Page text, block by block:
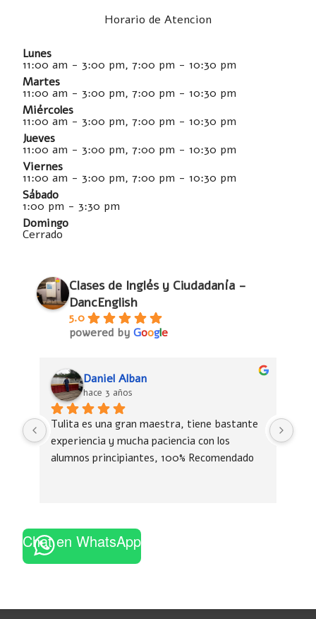
Horario de Atencion
Lunes
11:00 am - 3:00 pm, 7:00 pm - 10:30 pm
Martes
11:00 am - 3:00 pm, 7:00 pm - 10:30 pm
Miércoles
11:00 am - 3:00 pm, 7:00 pm - 10:30 pm
Jueves
11:00 am - 3:00 pm, 7:00 pm - 10:30 pm
Viernes
11:00 am - 3:00 pm, 7:00 pm - 10:30 pm
Sábado
1:00 pm - 3:30 pm
Domingo
Cerrado
Clases de Inglés y Ciudadanía -
DancEnglish
5.0
powered by Google
Daniel Alban
hace 3 años
Tulita es una gran maestra, tiene bastante
experiencia y mucha paciencia con los
alumnos principiantes, 100% Recomendado
Chat en WhatsApp